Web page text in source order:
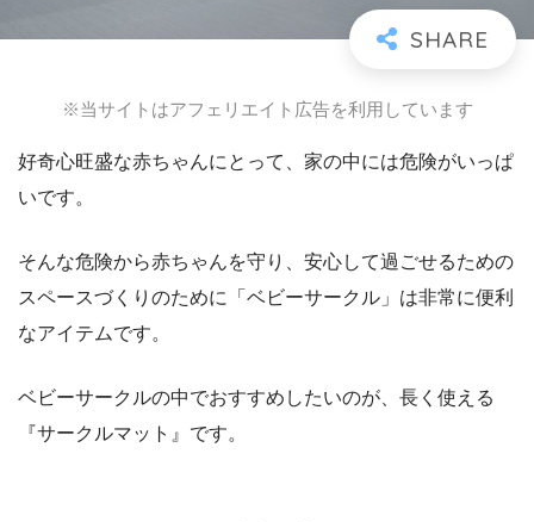
※当サイトはアフェリエイト広告を利用しています
好奇心旺盛な赤ちゃんにとって、家の中には危険がいっぱ
いです。
そんな危険から赤ちゃんを守り、安心して過ごせるための
スペースづくりのために「ベビーサークル」は非常に便利
なアイテムです。
ベビーサークルの中でおすすめしたいのが、長く使える
『サークルマット』です。